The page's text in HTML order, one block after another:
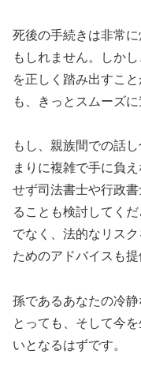
死後の手続きは非常
もしれません。しか
を正しく踏み出すこ
も、きっとスムーズ
もし、親族間での話
まりに複雑で手に負
せず司法書士や行政
ることも検討してく
でなく、法的なリス
ためのアドバイスも提
孫であるあなたの冷
とっても、そして今
いとなるはずです。